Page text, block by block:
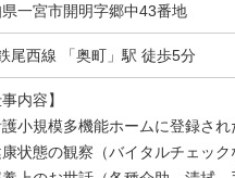
一宮市開明字郷中43番地
尾西線 「奥町」駅 徒歩5分
事内容】
護小規模多機能ホームに登録さ
康状態の観察（バイタルチェック